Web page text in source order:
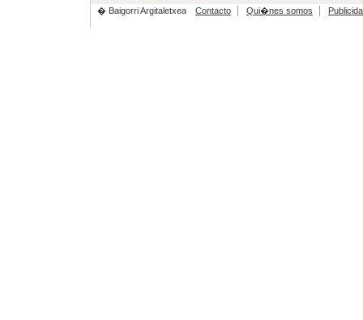
� Baigorri Argitaletxea
Contacto Qui�nes somos